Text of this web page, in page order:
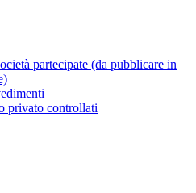
partecipate (da pubblicare in
privato controllati